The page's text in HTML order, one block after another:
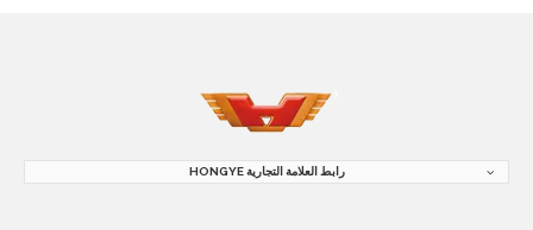
رابط العلامة التجارية HONGYE